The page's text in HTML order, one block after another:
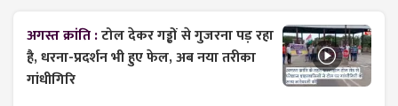
अगस्त क्रांति :टोल देकर गड्ढों से गुजरना पड़ रहा
है, धरना-प्रदर्शन भी हुए फेल, अब नया तरीका
गांधीगिरि